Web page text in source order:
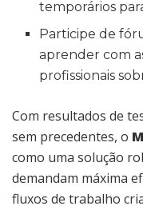
temporários
Participe de
aprender com
profissionais
Com resultados de
sem precedentes, o
como uma solução
demandam máxima
fluxos de trabalho